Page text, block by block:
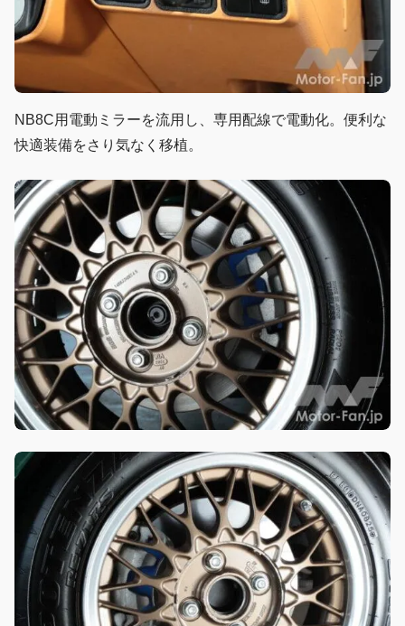
NB8C用電動ミラーを流用し、専用配線で電動化。便利な
快適装備をさり気なく移植。